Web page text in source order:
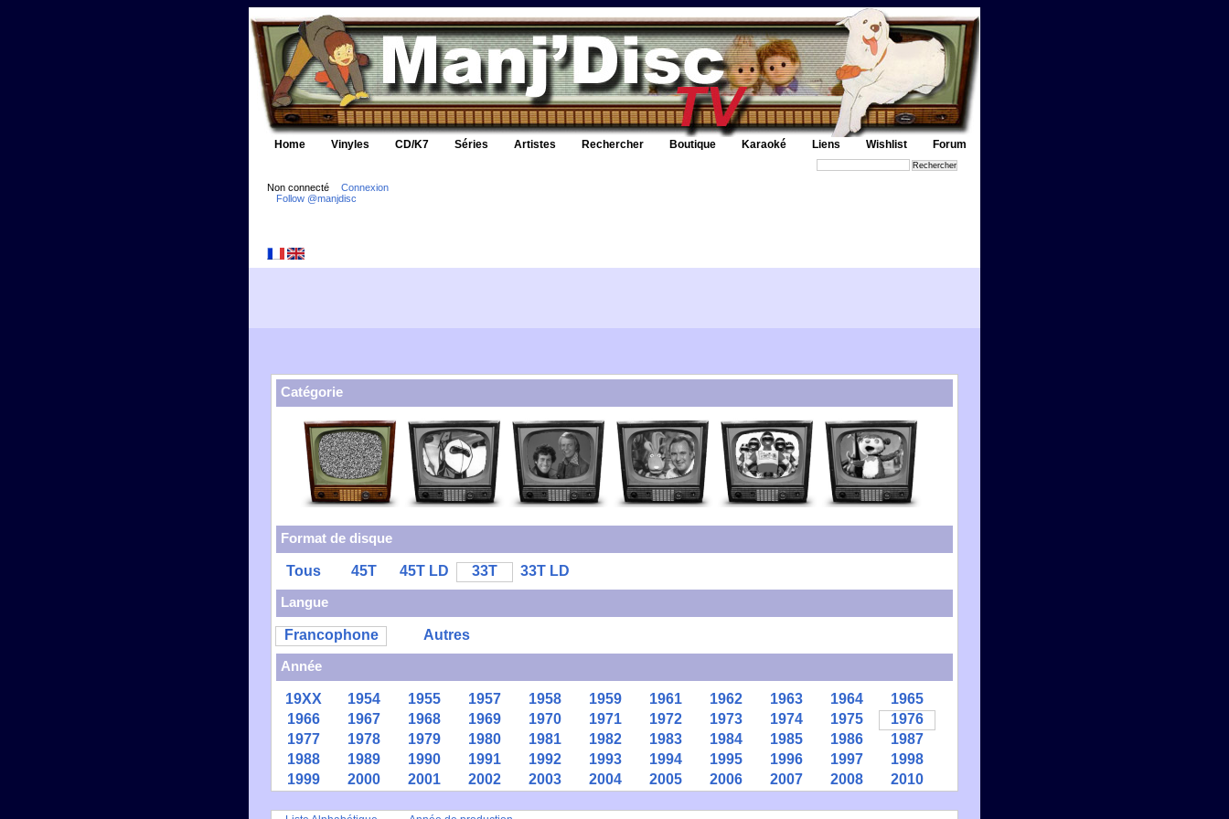
Home Vinyles CD/K7 Séries Artistes Rechercher Boutique Karaoké Liens Wishlist Forum
Non connecté
Connexion
Follow @manjdisc
Catégorie
Format de disque
Tous 45T 45T LD 33T
33T LD
Langue
Francophone
Autres
Année
19XX 1954 1955 1957 1958 1959 1961 1962 1963 1964
1965
1966
1967 1968 1969 1970 1971 1972 1973 1974 1975
1976
1977
1978 1979 1980 1981 1982 1983 1984 1985 1986
1987
1988
1989 1990 1991 1992 1993 1994 1995 1996 1997
1998
1999
2000 2001 2002 2003 2004 2005 2006 2007 2008 2010